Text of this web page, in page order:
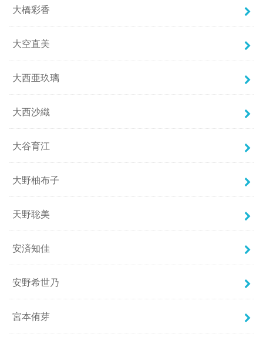
大橋彩香
大空直美
大西亜玖璃
大西沙織
大谷育江
大野柚布子
天野聡美
安済知佳
安野希世乃
宮本侑芽